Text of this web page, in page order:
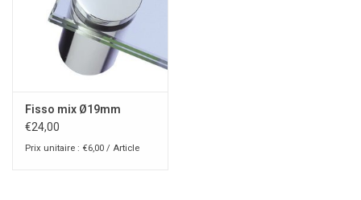
Fisso mix Ø19mm
€24,00
Prix unitaire : €6,00 / Article